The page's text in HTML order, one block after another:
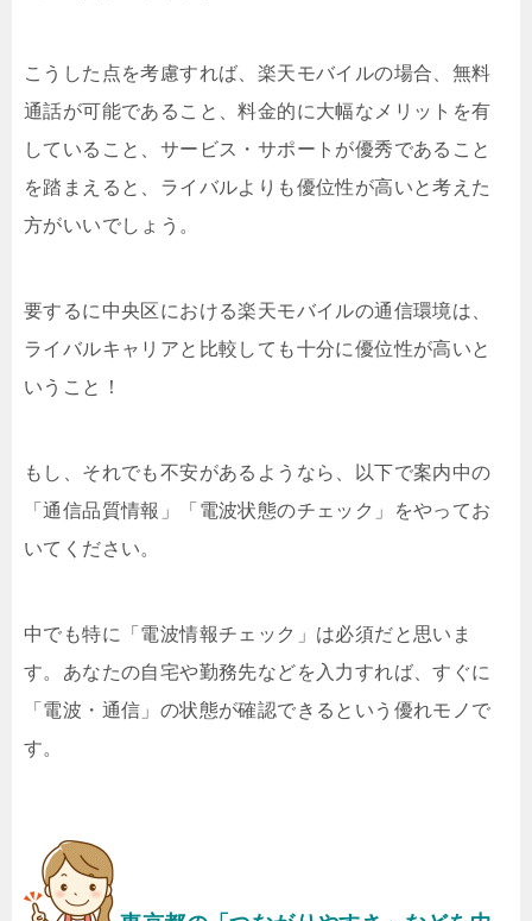
こうした点を考慮すれば、楽天モバイルの場合、無料
通話が可能であること、料金的に大幅なメリットを有
していること、サービス・サポートが優秀であること
を踏まえると、ライバルよりも優位性が高いと考えた
方がいいでしょう。
要するに中央区における楽天モバイルの通信環境は、
ライバルキャリアと比較しても十分に優位性が高いと
いうこと！
もし、それでも不安があるようなら、以下で案内中の
「通信品質情報」「電波状態のチェック」をやってお
いてください。
中でも特に「電波情報チェック」は必須だと思いま
す。あなたの自宅や勤務先などを入力すれば、すぐに
「電波・通信」の状態が確認できるという優れモノで
す。